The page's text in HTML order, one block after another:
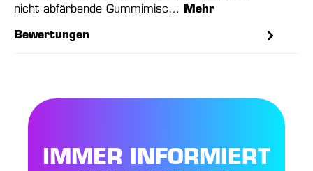
nicht abfärbende Gummimisc… Mehr
Bewertungen
IMMER INFORMIERT